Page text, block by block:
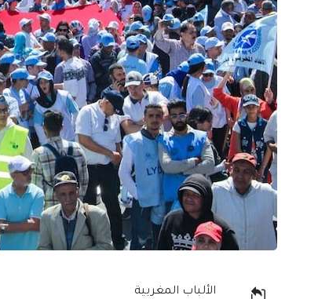
الألباب المغربية